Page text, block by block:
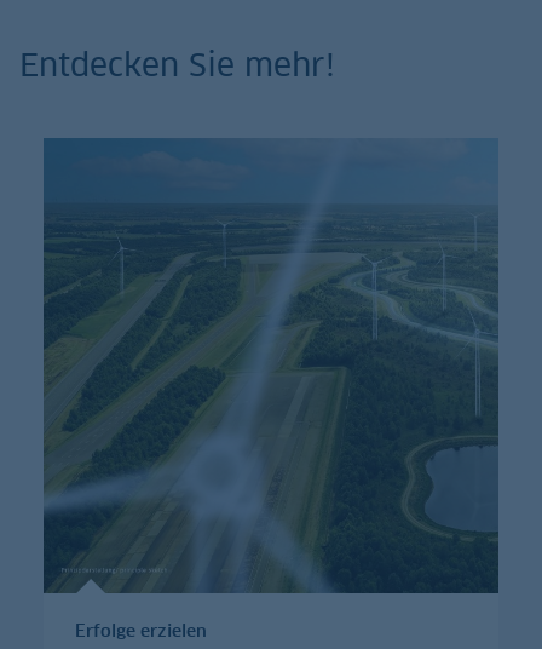
Entdecken Sie mehr!
Erfolge erzielen